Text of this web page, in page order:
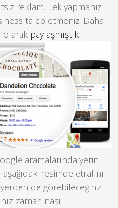
reklam. Tek yapmanız
talep etmeniz. Daha
olarak paylaşmıştık.
aramalarında yerini
resimde etrafını
yerden de görebileceğiniz
zaman nasıl